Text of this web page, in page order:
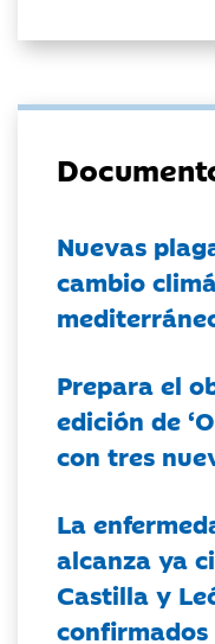
Nuevas
cambio
Prepara el
edición de
con tres
La
alcanza ya
Castilla y
confirmados